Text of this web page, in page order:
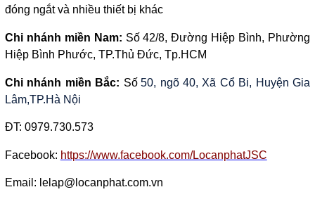
đóng ngắt và nhiều thiết bị khác
Chi nhánh miền Nam: Số 42/8, Đường Hiệp Bình, Phường
Hiệp Bình Phước, TP.Thủ Đức, Tp.HCM
Chi nhánh miền Bắc: Số 50, ngõ 40, Xã Cổ Bi, Huyện Gia
Lâm,TP.Hà Nội
ĐT: 0979.730.573
Facebook: https://www.facebook.com/LocanphatJSC
Email: lelap@locanphat.com.vn